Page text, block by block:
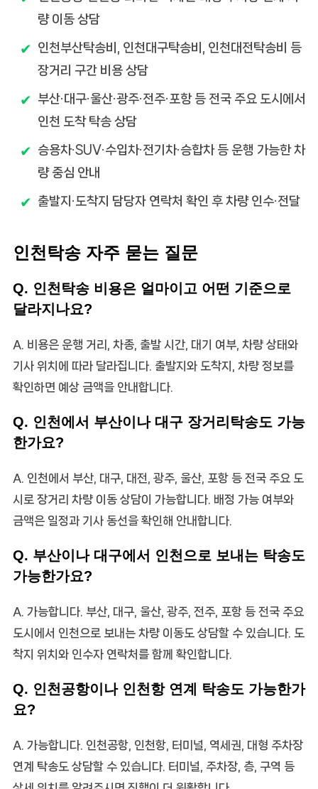
량 이동 상담
인천부산탁송비, 인천대구탁송비, 인천대전탁송비 등
장거리 구간 비용 상담
부산·대구·울산·광주·전주·포항 등 전국 주요 도시에서
인천 도착 탁송 상담
승용차·SUV·수입차·전기차·승합차 등 운행 가능한 차
량 중심 안내
출발지·도착지 담당자 연락처 확인 후 차량 인수·전달
인천탁송 자주 묻는 질문
Q. 인천탁송 비용은 얼마이고 어떤 기준으로
달라지나요?
A. 비용은 운행 거리, 차종, 출발 시간, 대기 여부, 차량 상태와
기사 위치에 따라 달라집니다. 출발지와 도착지, 차량 정보를
확인하면 예상 금액을 안내합니다.
Q. 인천에서 부산이나 대구 장거리탁송도 가능
한가요?
A. 인천에서 부산, 대구, 대전, 광주, 울산, 포항 등 전국 주요 도
시로 장거리 차량 이동 상담이 가능합니다. 배정 가능 여부와
금액은 일정과 기사 동선을 확인해 안내합니다.
Q. 부산이나 대구에서 인천으로 보내는 탁송도
가능한가요?
A. 가능합니다. 부산, 대구, 울산, 광주, 전주, 포항 등 전국 주요
도시에서 인천으로 보내는 차량 이동도 상담할 수 있습니다. 도
착지 위치와 인수자 연락처를 함께 확인합니다.
Q. 인천공항이나 인천항 연계 탁송도 가능한가
요?
A. 가능합니다. 인천공항, 인천항, 터미널, 역세권, 대형 주차장
연계 탁송도 상담할 수 있습니다. 터미널, 주차장, 층, 구역 등